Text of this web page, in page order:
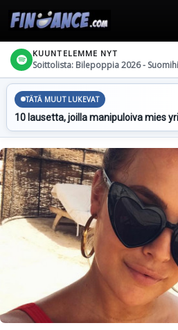
KUUNTELEMME NYT
Soittolista: Bilepoppia 2026 -
TÄTÄ MUUT LUKEVAT
10 lausetta, joilla manipuloiva mies